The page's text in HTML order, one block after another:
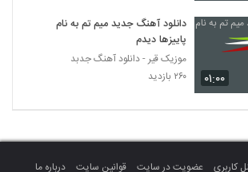
دانلود آهنگ بارون از رضا حسین پور
۵۸۰ بازدید
دانلود آهنگ محمدرضا بیات باختی
۶۲۱ بازدید
دانلود آهنگ جدید و زیبای یغما با نام سفر کرده
۰۱:۰۰
دانلود آهنگ جدید میم تم به نام
پاییزها دیدم
موزیک قیر - دانلود آهنگ جدبد
۲۶۰ بازدید
کاربری عضویت در سایت قوانین سایت درباره ما